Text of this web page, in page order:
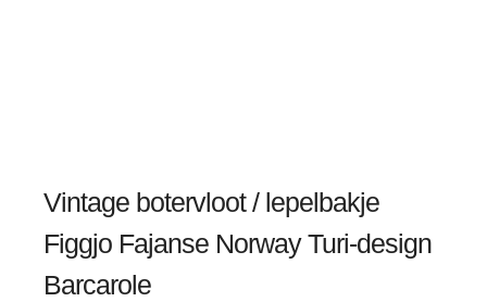
Vintage botervloot / lepelbakje
Figgjo Fajanse Norway Turi-design
Barcarole